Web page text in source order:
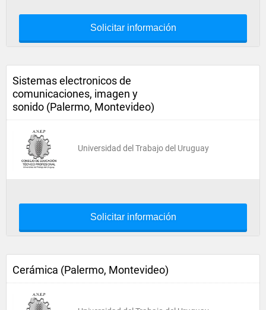
Solicitar información
Sistemas electronicos de
comunicaciones, imagen y
sonido (Palermo, Montevideo)
Universidad del Trabajo del Uruguay
Solicitar información
Cerámica (Palermo, Montevideo)